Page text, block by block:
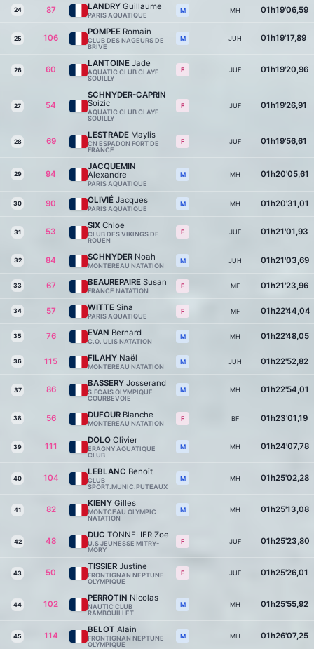
24 87 LANDRY Guillaume
PARIS AQUATIQUE
M MH 01h19'06,59
25 106
POMPEE Romain
CLUB DES NAGEURS DE
BRIVE
M JUH 01h19'17,89
26 60
LANTOINE Jade
AQUATIC CLUB CLAYE
SOUILLY
F JUF 01h19'20,96
27 54
SCHNYDER-CAPRIN
Soizic
AQUATIC CLUB CLAYE
SOUILLY
F JUF 01h19'26,91
28 69
LESTRADE Maylis
CN ESPADON FORT DE
FRANCE
F JUF 01h19'56,61
29 94
JACQUEMIN
Alexandre
PARIS AQUATIQUE
M MH 01h20'05,61
30 90 OLIVIÉ Jacques
PARIS AQUATIQUE
M MH 01h20'31,01
31 53
SIX Chloe
CLUB DES VIKINGS DE
ROUEN
F JUF 01h21'01,93
32 84 SCHNYDER Noah
MONTEREAU NATATION
M JUH 01h21'03,69
33 67 BEAUREPAIRE Susan
FRANCE NATATION
F MF 01h21'23,96
34 57 WITTE Sina
PARIS AQUATIQUE
F MF 01h22'44,04
35 76 EVAN Bernard
C.O. ULIS NATATION
M MH 01h22'48,05
36 115 FILAHY Naël
MONTEREAU NATATION
M JUH 01h22'52,82
37 86
BASSERY Josserand
S.FCAIS OLYMPIQUE
COURBEVOIE
M MH 01h22'54,01
38 56 DUFOUR Blanche
MONTEREAU NATATION
F BF 01h23'01,19
39 111
DOLO Olivier
ERAGNY AQUATIQUE
CLUB
M MH 01h24'07,78
40 104
LEBLANC Benoît
CLUB
SPORT.MUNIC.PUTEAUX
M MH 01h25'02,28
41 82
KIENY Gilles
MONTCEAU OLYMPIC
NATATION
M MH 01h25'13,08
42 48
DUC TONNELIER Zoe
U.S JEUNESSE MITRY-
MORY
F JUF 01h25'23,80
43 50
TISSIER Justine
FRONTIGNAN NEPTUNE
OLYMPIQUE
F JUF 01h25'26,01
44 102
PERROTIN Nicolas
NAUTIC CLUB
RAMBOUILLET
M MH 01h25'55,92
45 114
BELOT Alain
FRONTIGNAN NEPTUNE
OLYMPIQUE
M MH 01h26'07,25